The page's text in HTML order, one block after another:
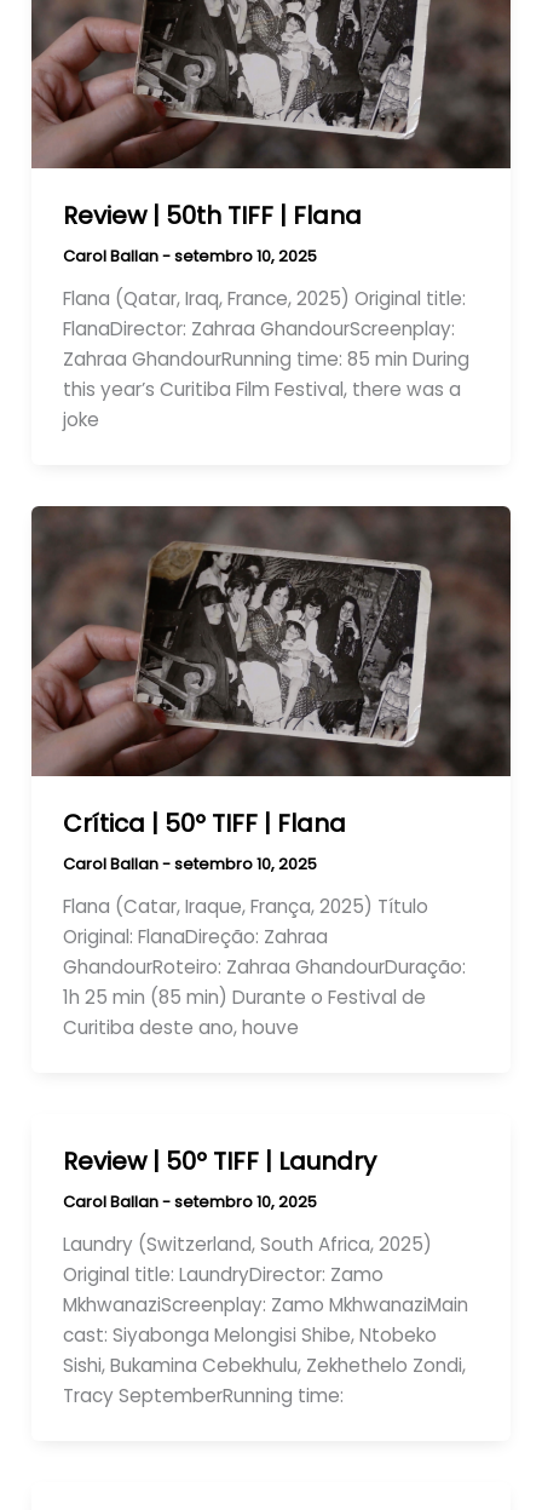
Review | 50th TIFF | Flana
Carol Ballan-setembro 10, 2025
Flana (Qatar, Iraq, France, 2025) Original title:
FlanaDirector: Zahraa GhandourScreenplay:
Zahraa GhandourRunning time: 85 min During
this year’s Curitiba Film Festival, there was a
joke
Crítica | 50º TIFF | Flana
Carol Ballan-setembro 10, 2025
Flana (Catar, Iraque, França, 2025) Título
Original: FlanaDireção: Zahraa
GhandourRoteiro: Zahraa GhandourDuração:
1h 25 min (85 min) Durante o Festival de
Curitiba deste ano, houve
Review | 50º TIFF | Laundry
Carol Ballan-setembro 10, 2025
Laundry (Switzerland, South Africa, 2025)
Original title: LaundryDirector: Zamo
MkhwanaziScreenplay: Zamo MkhwanaziMain
cast: Siyabonga Melongisi Shibe, Ntobeko
Sishi, Bukamina Cebekhulu, Zekhethelo Zondi,
Tracy SeptemberRunning time: